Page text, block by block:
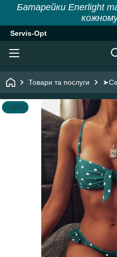
Батарейки Enerlight
Servis-Opt
Товари та послуги
–10%